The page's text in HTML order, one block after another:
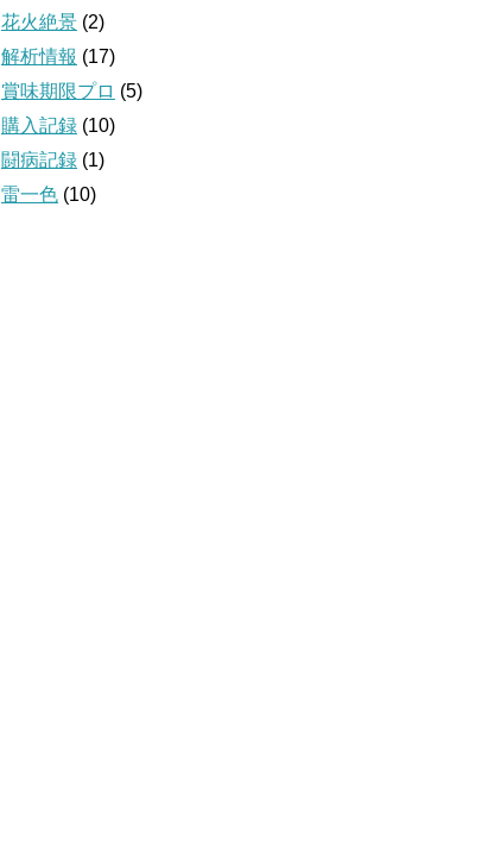
花火絶景 (2)
解析情報 (17)
賞味期限プロ (5)
購入記録 (10)
闘病記録 (1)
雷一色 (10)